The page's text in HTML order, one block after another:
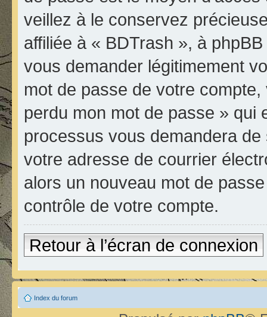
veillez à le conservez
affiliée à « BDTrash », à
vous demander légitimement
mot de passe de votre
perdu mon mot de passe » qui
processus vous demandera
votre adresse de courrier
alors un nouveau mot de
contrôle de votre compte.
Retour à l’écran de connexion
Index du forum